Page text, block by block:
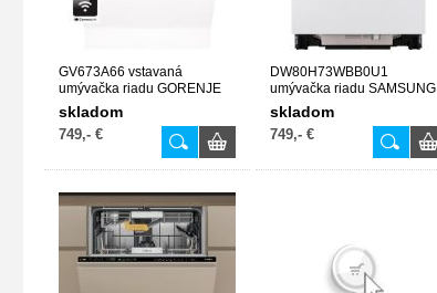
GV673A66 vstavaná
umývačka riadu GORENJE
skladom
749,- €
DW80H73WBB0U1
umývačka riadu SAMSUNG
skladom
749,- €